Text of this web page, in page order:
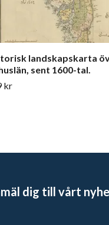
landskapskarta
sent 1600-tal.
kr
dig till vårt